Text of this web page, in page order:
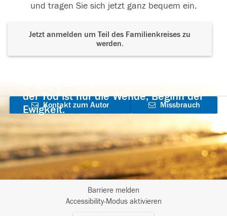
und tragen Sie sich jetzt ganz bequem ein.
Jetzt anmelden um Teil des Familienkreises zu
werden.
der Tod ist nur die Wende, Beginn der
Ewigkeit.
Kontakt zum Autor
aufnehmen
Missbrauch
Barriere melden
Accessibility-Modus aktivieren